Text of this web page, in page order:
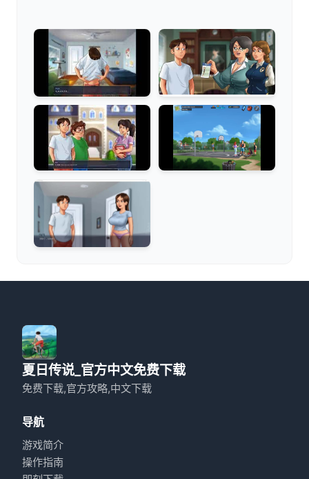
夏日传说_官方中文免费下载
免费下载,官方攻略,中文下载
导航
游戏简介
操作指南